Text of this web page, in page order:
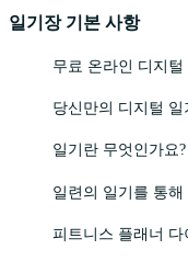
일기장 기본 사항
무료 온라인 디지털
당신만의 디지털
일기란 무엇인가요?
일련의 일기를 통
피트니스 플래너